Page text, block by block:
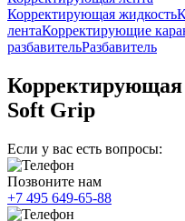
Корректирующая жидкость
лентаКорректирующие
разбавительРазбавитель
Soft Grip
Если у вас есть вопросы:
Позвоните нам
+7 495 649-65-88